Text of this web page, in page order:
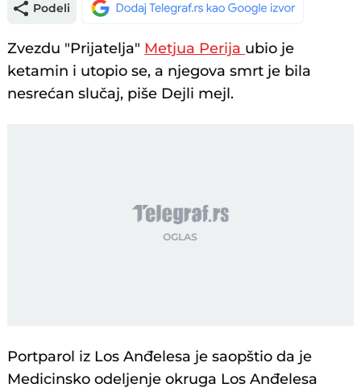
Podeli
Zvezdu "Prijatelja" Metjua Perija ubio je
ketamin i utopio se, a njegova smrt je bila
nesrećan slučaj, piše Dejli mejl.
Portparol iz Los Anđelesa je saopštio da je
Medicinsko odeljenje okruga Los Anđelesa